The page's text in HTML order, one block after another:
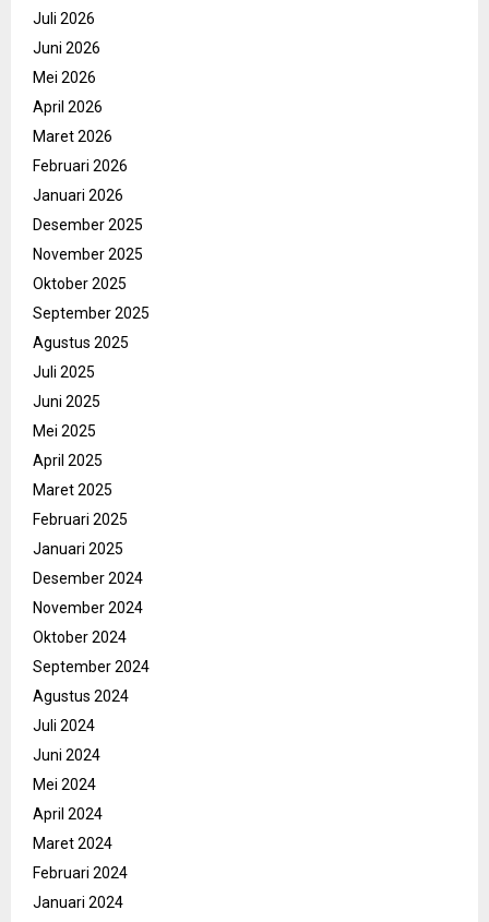
Juli 2026
Juni 2026
Mei 2026
April 2026
Maret 2026
Februari 2026
Januari 2026
Desember 2025
November 2025
Oktober 2025
September 2025
Agustus 2025
Juli 2025
Juni 2025
Mei 2025
April 2025
Maret 2025
Februari 2025
Januari 2025
Desember 2024
November 2024
Oktober 2024
September 2024
Agustus 2024
Juli 2024
Juni 2024
Mei 2024
April 2024
Maret 2024
Februari 2024
Januari 2024